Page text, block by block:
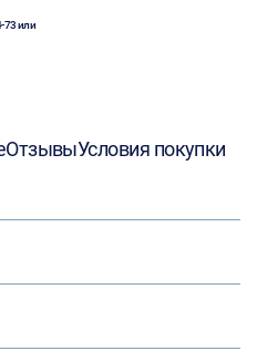
73или
ОтзывыУсловия покупки